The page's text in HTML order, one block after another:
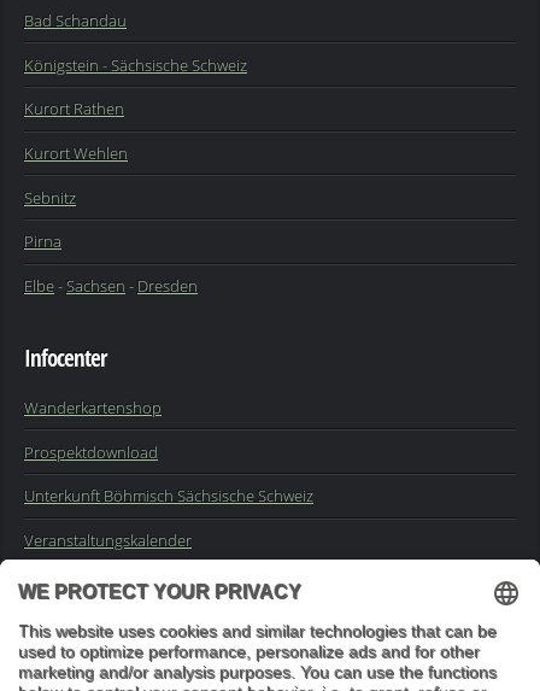
Bad Schandau
Königstein - Sächsische Schweiz
Kurort Rathen
Kurort Wehlen
Sebnitz
Pirna
Elbe-Sachsen - Dresden
Infocenter
Wanderkartenshop
Prospektdownload
Unterkunft Böhmisch Sächsische Schweiz
Veranstaltungskalender
Impressum